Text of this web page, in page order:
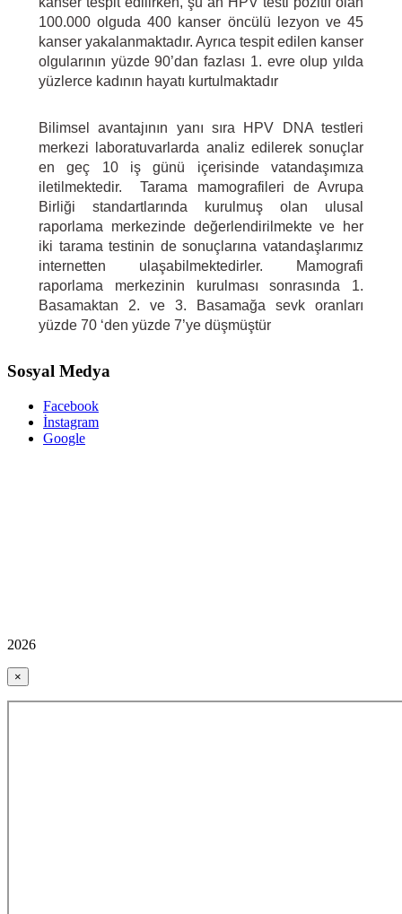
100.000 olguda 400 kanser öncülü lezyon ve 45
kanser yakalanmaktadır. Ayrıca tespit edilen kanser
olgularının yüzde 90’dan fazlası 1. evre olup yılda
yüzlerce kadının hayatı kurtulmaktadır
Bilimsel avantajının yanı sıra HPV DNA testleri
merkezi laboratuvarlarda analiz edilerek sonuçlar
en geç 10 iş günü içerisinde vatandaşımıza
iletilmektedir. Tarama mamografileri de Avrupa
Birliği standartlarında kurulmuş olan ulusal
raporlama merkezinde değerlendirilmekte ve her
iki tarama testinin de sonuçlarına vatandaşlarımız
internetten ulaşabilmektedirler. Mamografi
raporlama merkezinin kurulması sonrasında 1.
Basamaktan 2. ve 3. Basamağa sevk oranları
yüzde 70 ‘den yüzde 7’ye düşmüştür
Sosyal Medya
Facebook
İnstagram
Google
2026
×